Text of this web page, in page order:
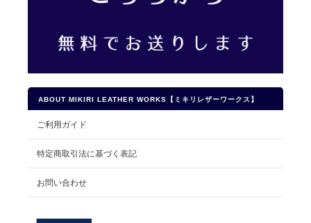
ABOUT MIKIRI LEATHER WORKS【ミキリレザーワークス】
ご利用ガイド
特定商取引法に基づく表記
お問い合わせ